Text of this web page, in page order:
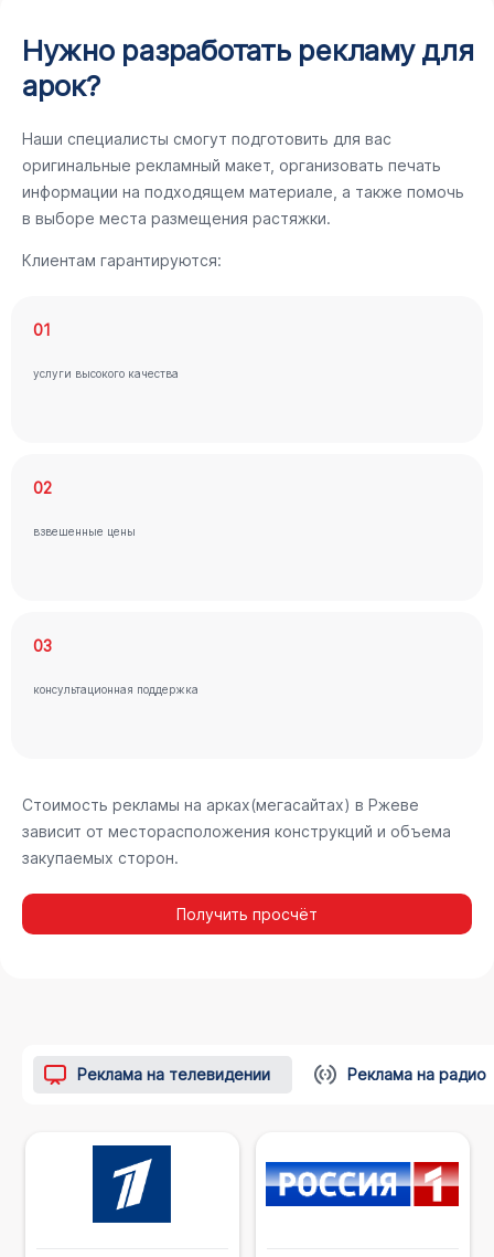
Нужно разработать рекламу для
арок?
Наши специалисты смогут подготовить для вас
оригинальные рекламный макет, организовать печать
информации на подходящем материале, а также помочь
в выборе места размещения растяжки.
Клиентам гарантируются:
01
услуги высокого качества
02
взвешенные цены
03
консультационная поддержка
Стоимость рекламы на арках(мегасайтах) в Ржеве
зависит от месторасположения конструкций и объема
закупаемых сторон.
Получить просчёт
Реклама на телевидении Реклама на радио